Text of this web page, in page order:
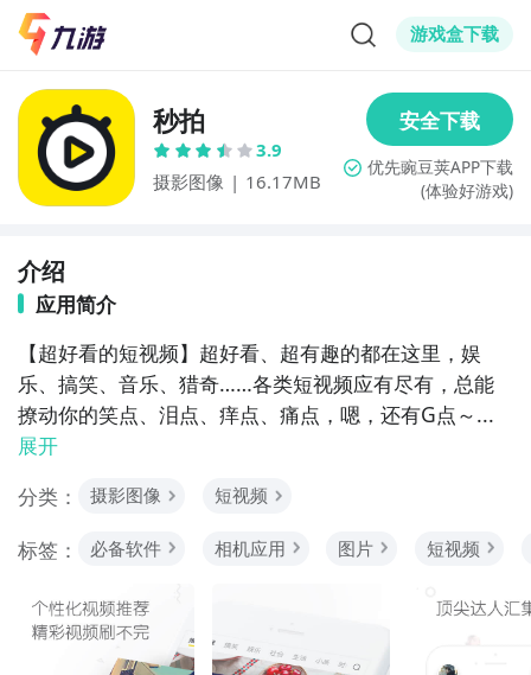
游戏盒下载
秒拍
3.9
摄影图像 | 16.17MB (体验好游戏)
介绍
应用简介
【超好看的短视频】超好看、超有趣的都在这里，娱
乐、搞笑、音乐、猎奇……各类短视频应有尽有，总能
撩动你的笑点、泪点、痒点、痛点，嗯，还有G点～...
展开
分类：
摄影图像 短视频
标签： 必备软件 相机应用 图片 短视频